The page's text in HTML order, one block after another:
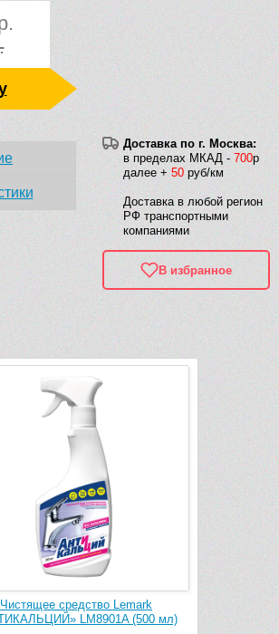
Доставка по г. Москва:
в пределах МКАД - 700р
далее + 50 руб/км
Доставка в любой регион
РФ транспортными
компаниями
В избранное
Чистящее средство Lemark
LM8901A (500 мл)